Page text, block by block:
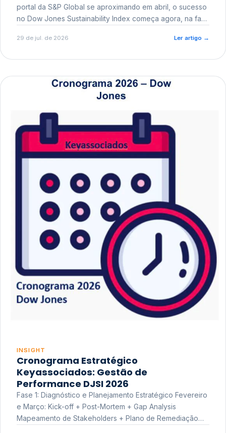
portal da S&P Global se aproximando em abril, o sucesso
no Dow Jones Sustainability Index começa agora, na fase
29 de jul. de 2026 Ler artigo →
INSIGHT
Cronograma Estratégico
Keyassociados: Gestão de
Performance DJSI 2026
Fase 1: Diagnóstico e Planejamento Estratégico Fevereiro
e Março: Kick-off + Post-Mortem + Gap Analysis
Mapeamento de Stakeholders + Plano de Remediação